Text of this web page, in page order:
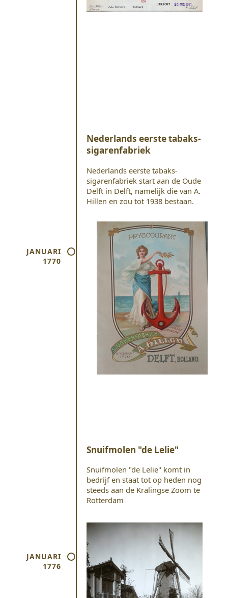
JANUARI
1770
Nederlands eerste tabaks-
sigarenfabriek
Nederlands eerste tabaks-
sigarenfabriek start aan de Oude
Delft in Delft, namelijk die van A.
Hillen en zou tot 1938 bestaan.
JANUARI
1776
Snuifmolen "de Lelie"
Snuifmolen "de Lelie" komt in
bedrijf en staat tot op heden nog
steeds aan de Kralingse Zoom te
Rotterdam